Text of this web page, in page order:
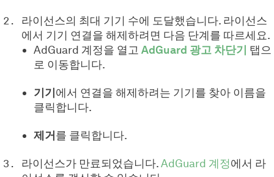
라이선스의 최대 기기 수에 도달했습니다. 라이선스
에서 기기 연결을 해제하려면 다음 단계를 따르세요.
AdGuard 계정을 열고 AdGuard 광고 차단기 탭으
로 이동합니다.
기기 에서 연결을 해제하려는 기기를 찾아 이름을
클릭합니다.
제거 를 클릭합니다.
라이선스가 만료되었습니다.AdGuard 계정에서 라